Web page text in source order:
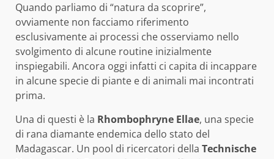
Quando parliamo di “natura da scoprire”,
ovviamente non facciamo riferimento
esclusivamente ai processi che osserviamo nello
svolgimento di alcune routine inizialmente
inspiegabili. Ancora oggi infatti ci capita di incappare
in alcune specie di piante e di animali mai incontrati
prima.
Una di questi è la Rhombophryne Ellae, una specie
di rana diamante endemica dello stato del
Madagascar. Un pool di ricercatori della Technische